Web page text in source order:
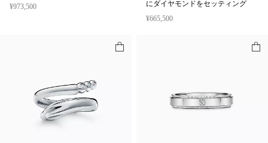
¥973,500
にダイヤモンドをセッティング
¥665,500